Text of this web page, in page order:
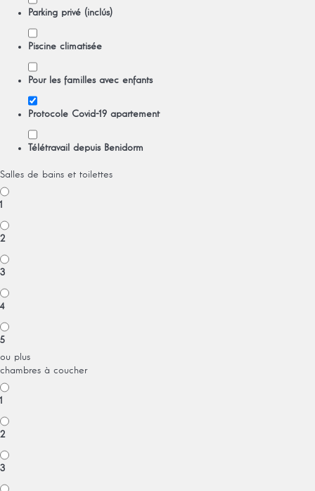
Parking privé (inclús)
Piscine climatisée
Pour les familles avec enfants
Protocole Covid-19 apartement
Télétravail depuis Benidorm
Salles de bains et toilettes
1
2
3
4
5
ou plus
chambres à coucher
1
2
3